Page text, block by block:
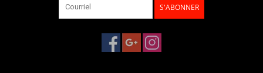
S'ABONNER